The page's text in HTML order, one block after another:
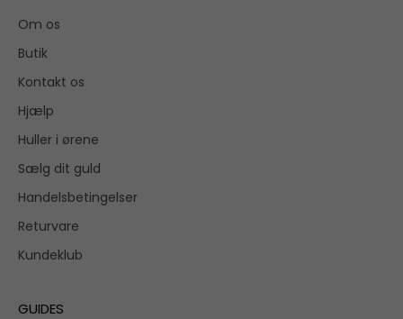
Om os
Butik
Kontakt os
Hjælp
Huller i ørene
Sælg dit guld
Handelsbetingelser
Returvare
Kundeklub
GUIDES